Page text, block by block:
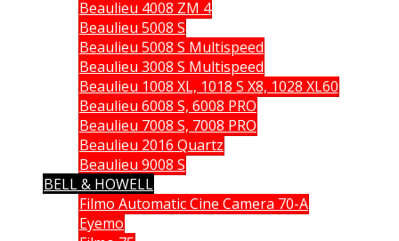
Beaulieu 4008 ZM 4
Beaulieu 5008 S
Beaulieu 5008 S Multispeed
Beaulieu 3008 S Multispeed
Beaulieu 1008 XL, 1018 S X8, 1028 XL60
Beaulieu 6008 S, 6008 PRO
Beaulieu 7008 S, 7008 PRO
Beaulieu 2016 Quartz
Beaulieu 9008 S
BELL & HOWELL
Filmo Automatic Cine Camera 70-A
Eyemo